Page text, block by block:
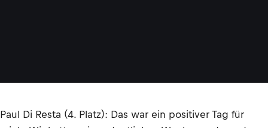
Paul Di Resta (4. Platz): Das war ein positiver Tag für